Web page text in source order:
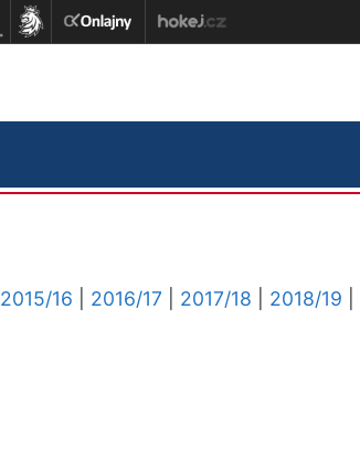
2015/16 2016/17 2017/18 2018/19